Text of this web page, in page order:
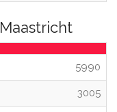
Maastricht
5990
3005